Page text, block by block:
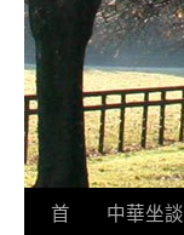
首
中華坐談